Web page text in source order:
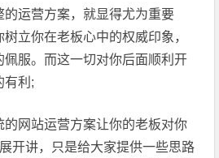
的运营方案，就显得尤为重要
立你在老板心中的权威印象，
服。而这一切对你后面顺利开
有利;
的网站运营方案让你的老板对你
开讲，只是给大家提供一些思路